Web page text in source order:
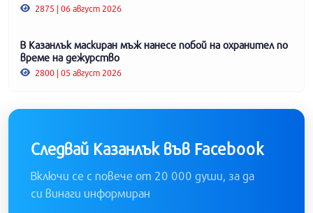
2875 | 06 август 2026
В Казанлък маскиран мъж нанесе побой на охранител по
време на дежурство
2800 | 05 август 2026
Следвай Казанлък във Facebook
Включи се с повече от 20 000 души, за да
си винаги информиран